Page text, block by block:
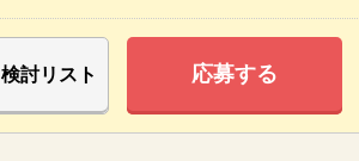
検討リスト 応募する